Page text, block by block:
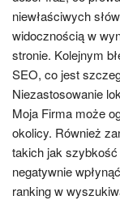
niewłaściwych
widocznością w
stronie. Kolejnym
SEO, co jest
Niezastosowanie
Moja Firma może
okolicy. Również
takich jak
negatywnie
ranking w